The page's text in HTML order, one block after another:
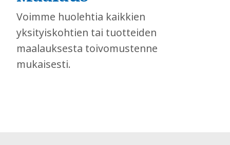
Voimme huolehtia kaikkien
yksityiskohtien tai tuotteiden
maalauksesta toivomustenne
mukaisesti.